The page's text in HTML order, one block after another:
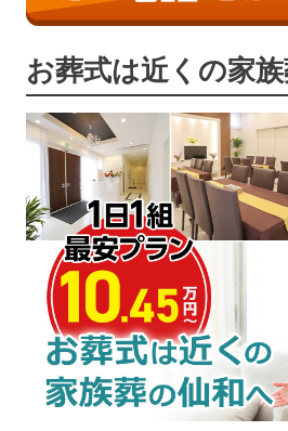
お葬式は近くの家